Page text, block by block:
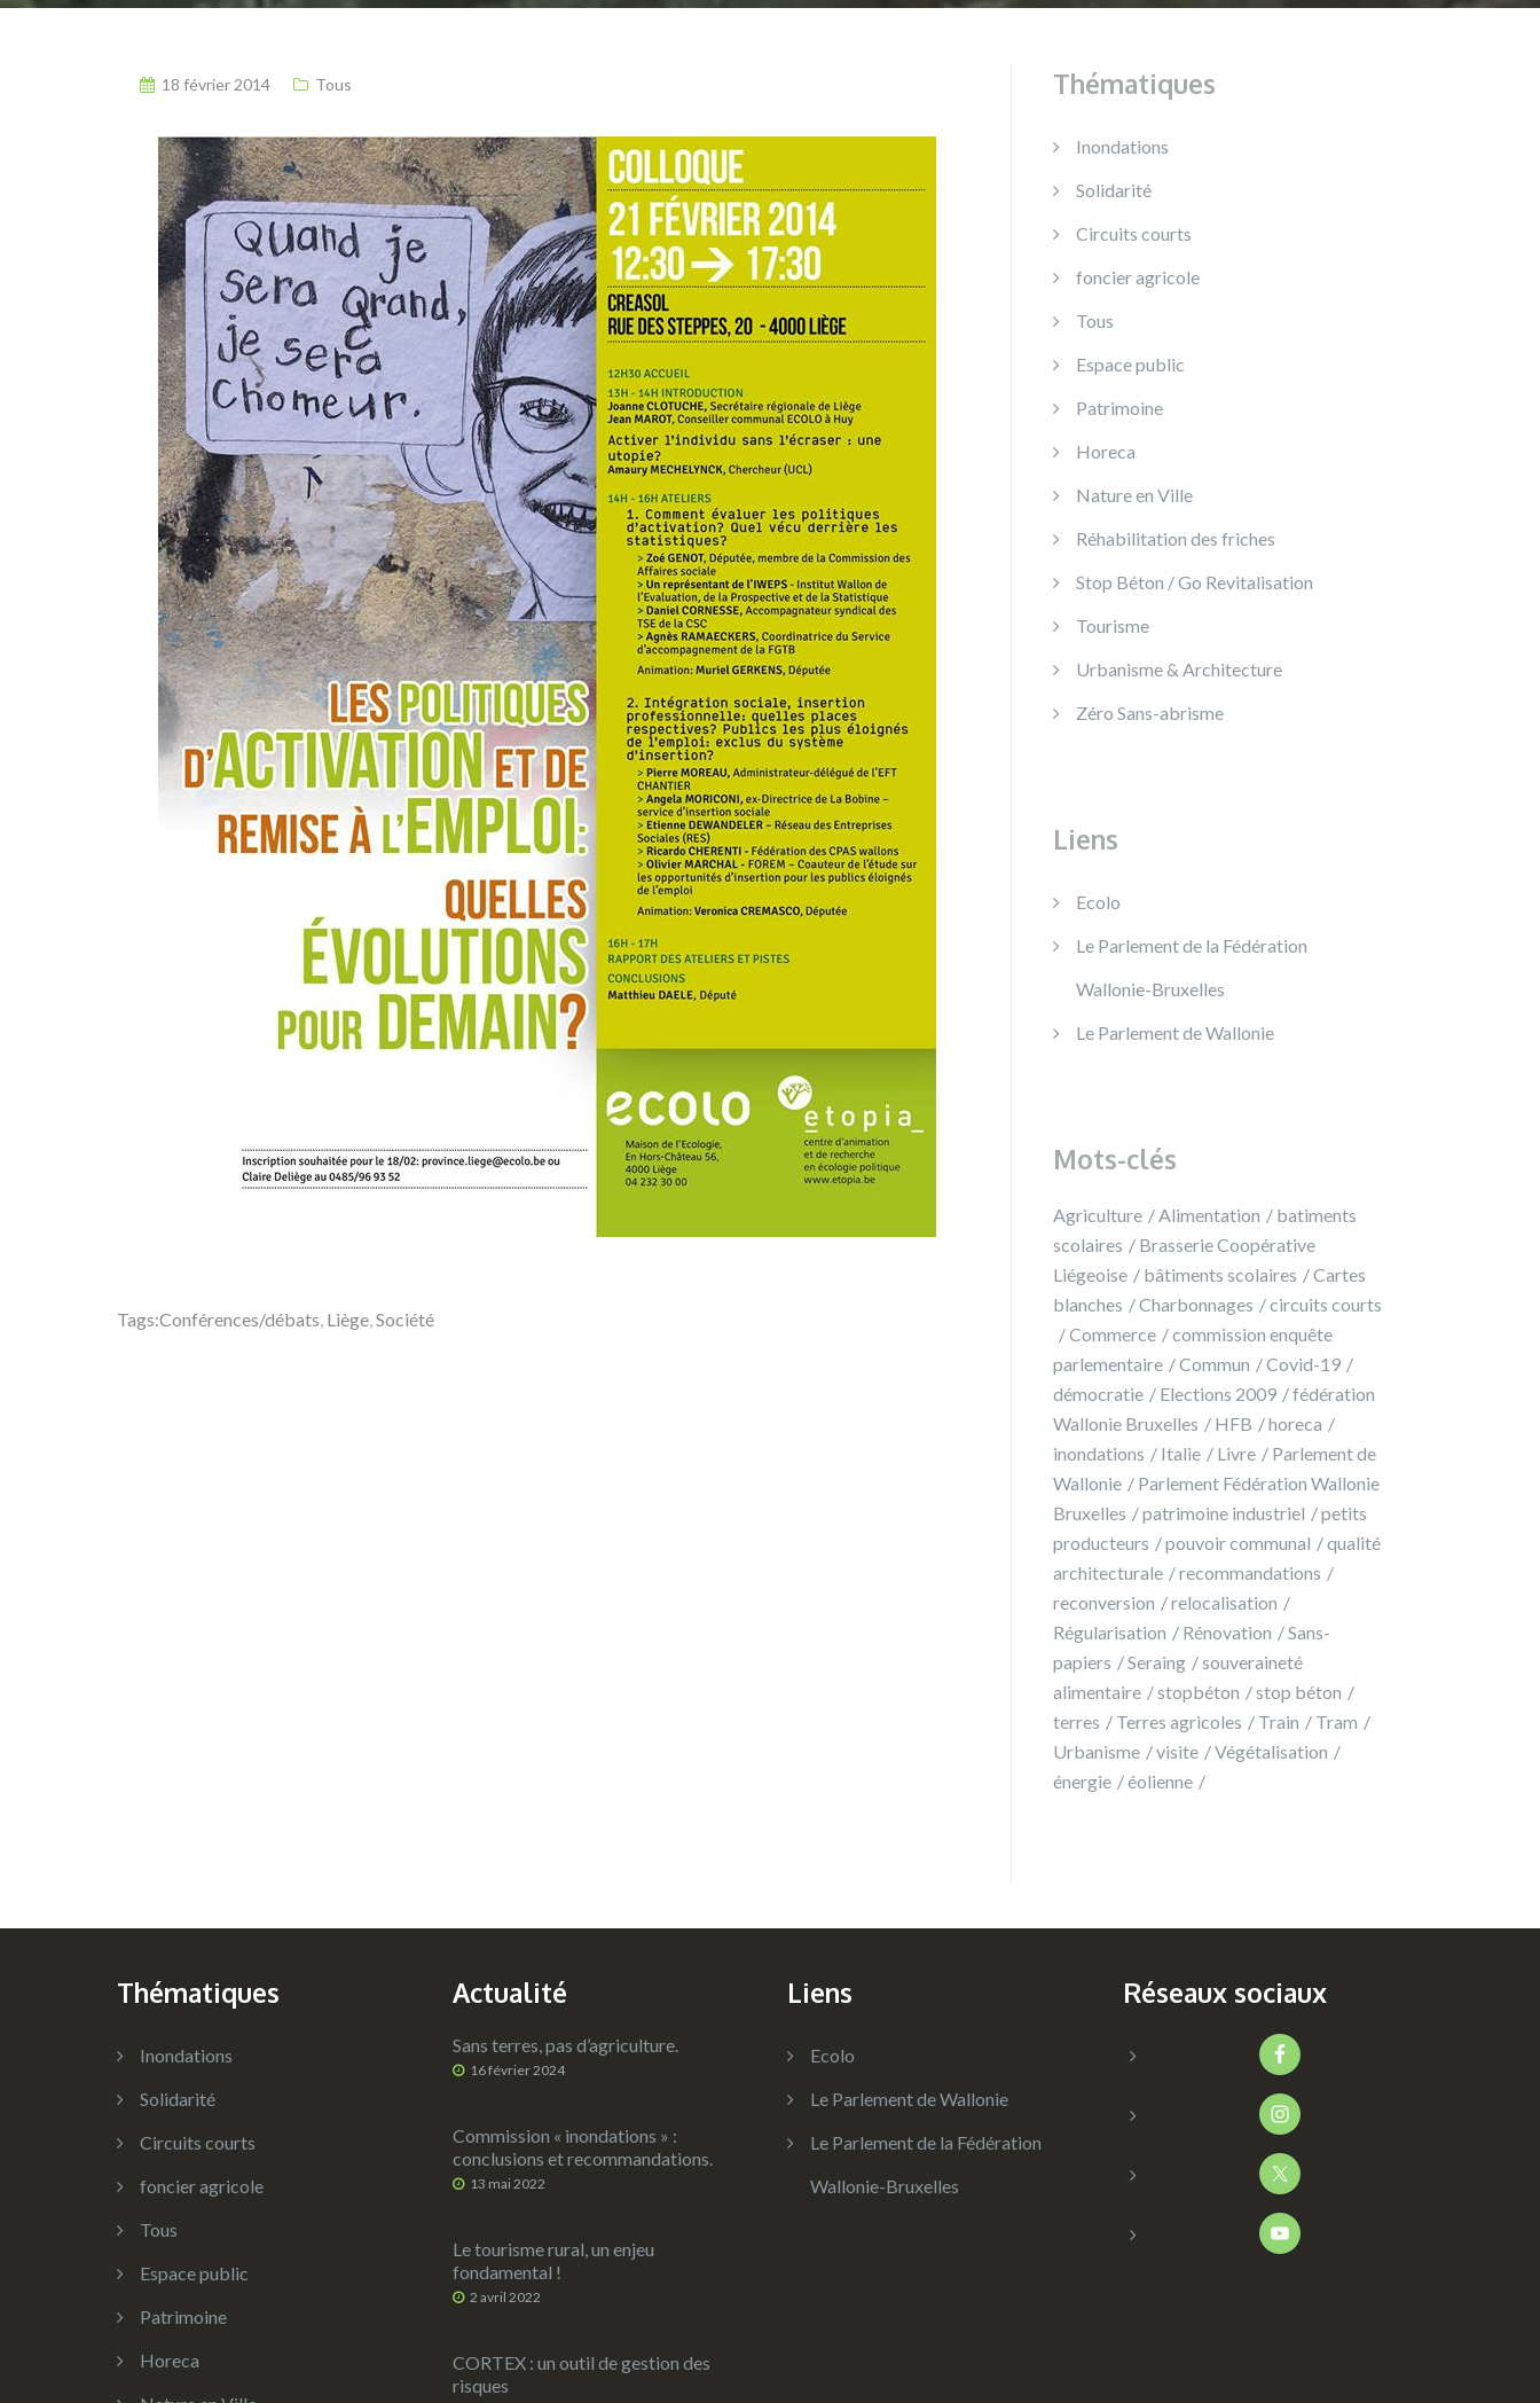
18 février 2014 Tous
Tags:Conférences/débats, Liège,Société
Thématiques
Inondations
Solidarité
Circuits courts
foncier agricole
Tous
Espace public
Patrimoine
Horeca
Nature en Ville
Réhabilitation des friches
Stop Béton / Go Revitalisation
Tourisme
Urbanisme & Architecture
Zéro Sans-abrisme
Liens
Ecolo
Le Parlement de la Fédération
Wallonie-Bruxelles
Le Parlement de Wallonie
Mots-clés
Agriculture Alimentation
batiments
scolaires
Brasserie Coopérative
Liégeoise
bâtiments scolaires
Cartes
blanches
Charbonnages
circuits courts
Commerce
commission enquête
parlementaire
Commun
Covid-19
démocratie
Elections 2009
fédération
Wallonie Bruxelles
HFB
horeca
inondations
Italie Livre
Parlement de
Wallonie
Parlement Fédération Wallonie
Bruxelles
patrimoine industriel
petits
producteurs
pouvoir communal
qualité
architecturale
recommandations
reconversion
relocalisation
Régularisation
Rénovation
Sans-
papiers
Seraing
souveraineté
alimentaire
stopbéton
stop béton
terres
Terres agricoles Train
Tram
Urbanisme
visite
Végétalisation
énergie
éolienne
Thématiques
Inondations
Solidarité
Circuits courts
foncier agricole
Tous
Espace public
Patrimoine
Horeca
Actualité
Sans terres, pas d’agriculture.
16 février 2024
Commission « inondations » :
conclusions et recommandations.
13 mai 2022
Le tourisme rural, un enjeu
fondamental !
2 avril 2022
CORTEX : un outil de gestion des
risques
Liens
Ecolo
Le Parlement de Wallonie
Le Parlement de la Fédération
Wallonie-Bruxelles
Réseaux sociaux